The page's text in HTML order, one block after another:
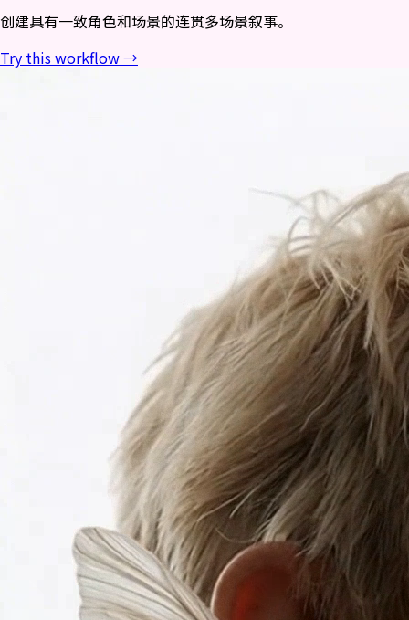
创建具有一致角色和场景的连贯多场景叙事。
Try this workflow →